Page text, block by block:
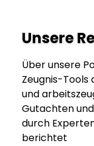
Unsere
Über unsere
Zeugnis-Tools
und
Gutachten
durch
berichtet